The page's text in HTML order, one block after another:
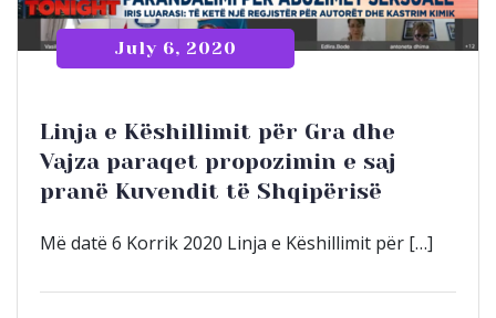
July 6, 2020
Linja e Këshillimit për Gra dhe
Vajza paraqet propozimin e saj
pranë Kuvendit të Shqipërisë
Më datë 6 Korrik 2020 Linja e Këshillimit për […]